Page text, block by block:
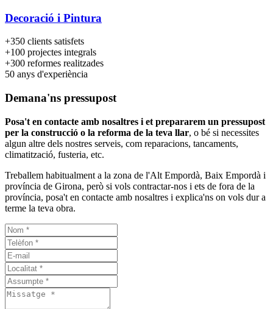
Decoració i Pintura
+350 clients satisfets
+100 projectes integrals
+300 reformes realitzades
50 anys d'experiència
Demana'ns pressupost
Posa't en contacte amb nosaltres i et prepararem un pressupost
per la construcció o la reforma de la teva llar, o bé si necessites
algun altre dels nostres serveis, com reparacions, tancaments,
climatització, fusteria, etc.
Treballem habitualment a la zona de l'Alt Empordà, Baix Empordà i
província de Girona, però si vols contractar-nos i ets de fora de la
província, posa't en contacte amb nosaltres i explica'ns on vols dur a
terme la teva obra.